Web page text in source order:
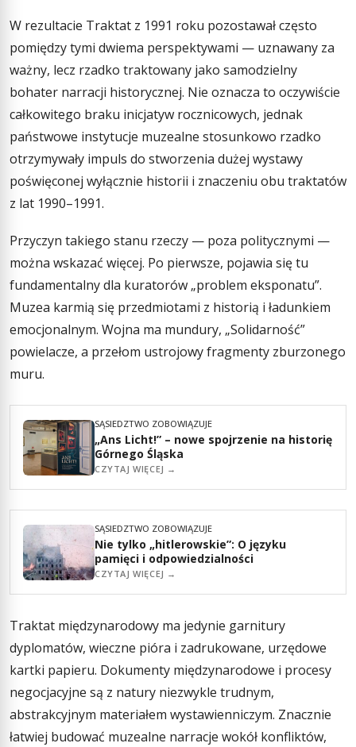
W rezultacie Traktat z 1991 roku pozostawał często
pomiędzy tymi dwiema perspektywami — uznawany za
ważny, lecz rzadko traktowany jako samodzielny
bohater narracji historycznej. Nie oznacza to oczywiście
całkowitego braku inicjatyw rocznicowych, jednak
państwowe instytucje muzealne stosunkowo rzadko
otrzymywały impuls do stworzenia dużej wystawy
poświęconej wyłącznie historii i znaczeniu obu traktatów
z lat 1990–1991.
Przyczyn takiego stanu rzeczy — poza politycznymi —
można wskazać więcej. Po pierwsze, pojawia się tu
fundamentalny dla kuratorów „problem eksponatu”.
Muzea karmią się przedmiotami z historią i ładunkiem
emocjonalnym. Wojna ma mundury, „Solidarność”
powielacze, a przełom ustrojowy fragmenty zburzonego
muru.
SĄSIEDZTWO ZOBOWIĄZUJE
„Ans Licht!” – nowe spojrzenie na historię
Górnego Śląska
CZYTAJ WIĘCEJ →
SĄSIEDZTWO ZOBOWIĄZUJE
Nie tylko „hitlerowskie”: O języku
pamięci i odpowiedzialności
CZYTAJ WIĘCEJ →
Traktat międzynarodowy ma jedynie garnitury
dyplomatów, wieczne pióra i zadrukowane, urzędowe
kartki papieru. Dokumenty międzynarodowe i procesy
negocjacyjne są z natury niezwykle trudnym,
abstrakcyjnym materiałem wystawienniczym. Znacznie
łatwiej budować muzealne narracje wokół konfliktów,